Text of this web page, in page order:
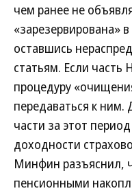
чем ранее не
«зарезервирована»
оставшись
статьям. Если
процедуру
передаваться к
части за этот
доходности
Минфин разъяснил,
пенсионными